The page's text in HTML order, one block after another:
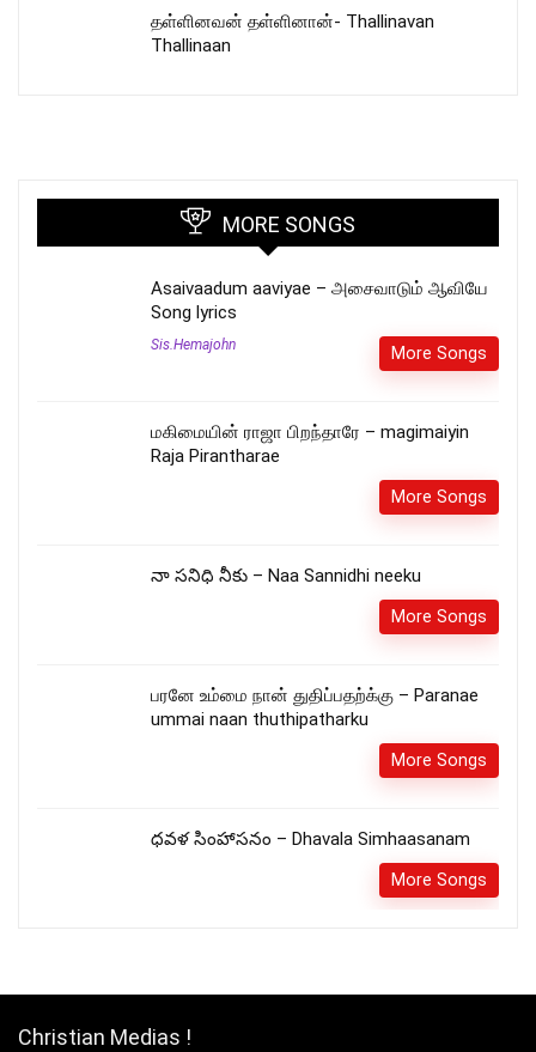
தள்ளினவன் தள்ளினான்- Thallinavan
Thallinaan
MORE SONGS
Asaivaadum aaviyae – அசைவாடும் ஆவியே
Song lyrics
Sis.Hemajohn More Songs
மகிமையின் ராஜா பிறந்தாரே – magimaiyin
Raja Pirantharae
More Songs
నా సనిధి నీకు – Naa Sannidhi neeku
More Songs
பரனே உம்மை நான் துதிப்பதற்க்கு – Paranae
ummai naan thuthipatharku
More Songs
ధవళ సింహాసనం – Dhavala Simhaasanam
More Songs
Christian Medias !